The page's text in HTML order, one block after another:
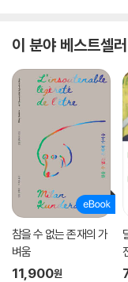
이 분야 베스트셀러
참을 수 없는 존재의 가
벼움
11,900원